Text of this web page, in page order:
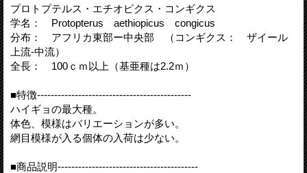
プロトプテルス・エチオピクス・コンギクス
学名： Protopterus aethiopicus congicus
分布： アフリカ東部ー中央部 （コンギクス： ザイール
上流-中流）
全長： 100ｃｍ以上（基亜種は2.2ｍ）
■特徴---------------------------------------------
ハイギョの最大種。
体色、模様はバリエーションが多い。
網目模様が入る個体の入荷は少ない。
■商品説明-----------------------------------------